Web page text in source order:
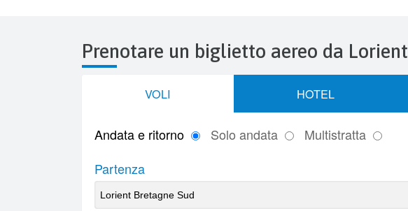
Prenotare un biglietto aereo da Lorient